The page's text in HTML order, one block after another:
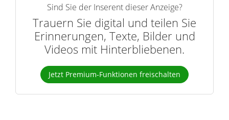
Sind Sie der Inserent dieser Anzeige?
Trauern Sie digital und teilen Sie
Erinnerungen, Texte, Bilder und
Videos mit Hinterbliebenen.
Jetzt Premium-Funktionen freischalten